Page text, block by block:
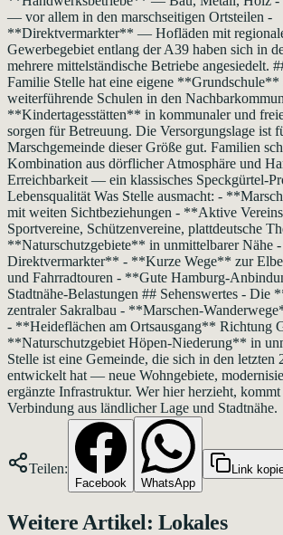
— vor allem in den marschseitigen Ortsteilen -
**Direktvermarkter** — Hofläden mit
Gewerbegebiet entlang der A39 haben sich in
mehrere mittelständische Betriebe angesiedelt.
Familie Stelle hat eine eigene **Grundschule**
weiterführende Schulen in den
**Kindertagesstätten** in kommunaler und
sorgen für Betreuung. Die Versorgungslage ist
Marschgemeinde dieser Größe gut. Familien
Kombination aus dörflicher Atmosphäre und
Erreichbarkeit — ein klassisches Speckgürtel-
Lebensqualität Was Stelle ausmacht: -
mit weiten Sichtbeziehungen - **Aktive
Sportvereine, Schützenvereine, plattdeutsche
**Naturschutzgebiete** in unmittelbarer Nähe
Direktvermarkter** - **Kurze Wege** zur Elbe
und Fahrradtouren - **Gute Hamburg-
Stadtnähe-Belastungen ## Sehenswertes -
zentraler Sakralbau - **Marschen-
- **Heideflächen am Ortsausgang** Richtung
**Naturschutzgebiet Höpen-Niederung** in
Stelle ist eine Gemeinde, die sich in den letzten
entwickelt hat — neue Wohngebiete,
ergänzte Infrastruktur. Wer hier herzieht,
Verbindung aus ländlicher Lage und Stadtnähe.
Teilen:
Facebook WhatsApp
Link
Weitere Artikel: Lokales